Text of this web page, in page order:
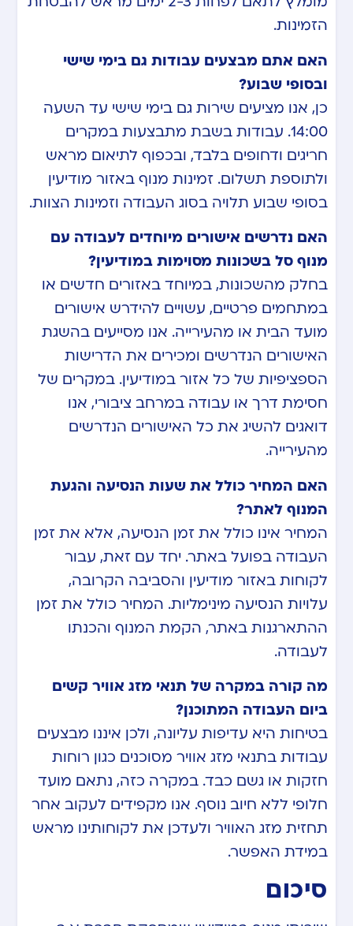
הזמינות.
האם אתם מבצעים עבודות גם בימי שישי
ובסופי שבוע?
כן, אנו מציעים שירות גם בימי שישי עד השעה
14:00. עבודות בשבת מתבצעות במקרים
חריגים ודחופים בלבד, ובכפוף לתיאום מראש
ולתוספת תשלום. זמינות מנוף באזור מודיעין
בסופי שבוע תלויה בסוג העבודה וזמינות הצוות.
האם נדרשים אישורים מיוחדים לעבודה עם
מנוף סל בשכונות מסוימות במודיעין?
בחלק מהשכונות, במיוחד באזורים חדשים או
במתחמים פרטיים, עשויים להידרש אישורים
מועד הבית או מהעירייה. אנו מסייעים בהשגת
האישורים הנדרשים ומכירים את הדרישות
הספציפיות של כל אזור במודיעין. במקרים של
חסימת דרך או עבודה במרחב ציבורי, אנו
דואגים להשיג את כל האישורים הנדרשים
מהעירייה.
האם המחיר כולל את שעות הנסיעה והגעת
המנוף לאתר?
המחיר אינו כולל את זמן הנסיעה, אלא את זמן
העבודה בפועל באתר. יחד עם זאת, עבור
לקוחות באזור מודיעין והסביבה הקרובה,
עלויות הנסיעה מינימליות. המחיר כולל את זמן
ההתארגנות באתר, הקמת המנוף והכנתו
לעבודה.
מה קורה במקרה של תנאי מזג אוויר קשים
ביום העבודה המתוכנן?
בטיחות היא עדיפות עליונה, ולכן איננו מבצעים
עבודות בתנאי מזג אוויר מסוכנים כגון רוחות
חזקות או גשם כבד. במקרה כזה, נתאם מועד
חלופי ללא חיוב נוסף. אנו מקפידים לעקוב אחר
תחזית מזג האוויר ולעדכן את לקוחותינו מראש
במידת האפשר.
סיכום